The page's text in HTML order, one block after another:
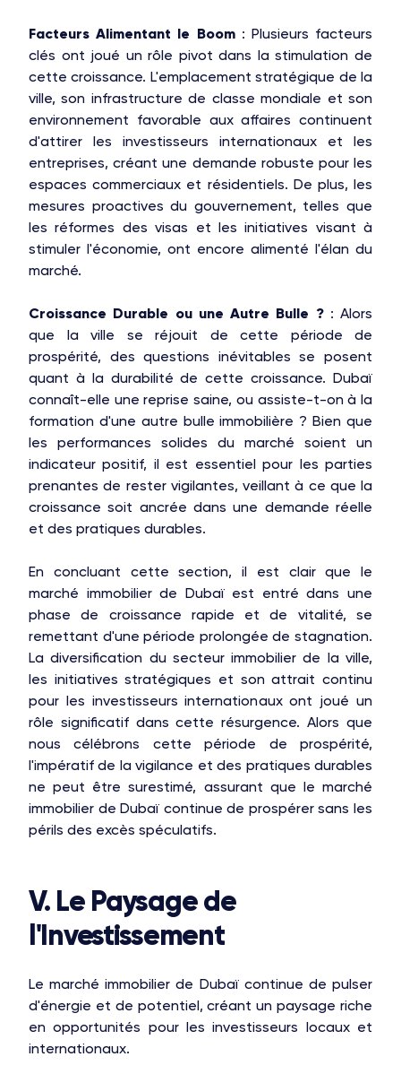
Facteurs Alimentant le Boom: Plusieurs facteurs
clés ont joué un rôle pivot dans la stimulation de
cette croissance. L'emplacement stratégique de la
ville, son infrastructure de classe mondiale et son
environnement favorable aux affaires continuent
d'attirer les investisseurs internationaux et les
entreprises, créant une demande robuste pour les
espaces commerciaux et résidentiels. De plus, les
mesures proactives du gouvernement, telles que
les réformes des visas et les initiatives visant à
stimuler l'économie, ont encore alimenté l'élan du
marché.
Croissance Durable ou une Autre Bulle ?: Alors
que la ville se réjouit de cette période de
prospérité, des questions inévitables se posent
quant à la durabilité de cette croissance. Dubaï
connaît-elle une reprise saine, ou assiste-t-on à la
formation d'une autre bulle immobilière ? Bien que
les performances solides du marché soient un
indicateur positif, il est essentiel pour les parties
prenantes de rester vigilantes, veillant à ce que la
croissance soit ancrée dans une demande réelle
et des pratiques durables.
En concluant cette section, il est clair que le
marché immobilier de Dubaï est entré dans une
phase de croissance rapide et de vitalité, se
remettant d'une période prolongée de stagnation.
La diversification du secteur immobilier de la ville,
les initiatives stratégiques et son attrait continu
pour les investisseurs internationaux ont joué un
rôle significatif dans cette résurgence. Alors que
nous célébrons cette période de prospérité,
l'impératif de la vigilance et des pratiques durables
ne peut être surestimé, assurant que le marché
immobilier de Dubaï continue de prospérer sans les
périls des excès spéculatifs.
V. Le Paysage de
l'Investissement
Le marché immobilier de Dubaï continue de pulser
d'énergie et de potentiel, créant un paysage riche
en opportunités pour les investisseurs locaux et
internationaux.